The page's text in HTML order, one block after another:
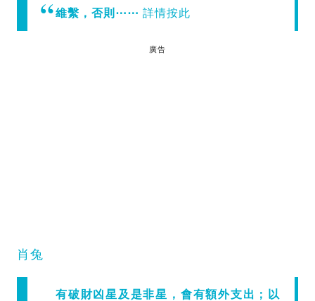
維繫，否則⋯⋯ 詳情按此
廣告
肖兔
有破財凶星及是非星，會有額外支出；以